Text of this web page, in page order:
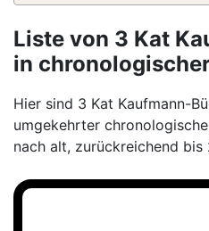
Liste von 3 Kat
in
Hier sind 3 Kat Kaufmann-
umgekehrter
nach alt, zurückreichend bis